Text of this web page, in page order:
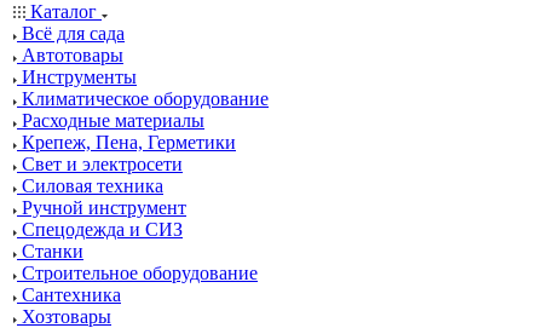
Каталог
Всё для сада
Автотовары
Инструменты
Климатическое оборудование
Расходные материалы
Крепеж, Пена, Герметики
Свет и электросети
Силовая техника
Ручной инструмент
Спецодежда и СИЗ
Станки
Строительное оборудование
Сантехника
Хозтовары